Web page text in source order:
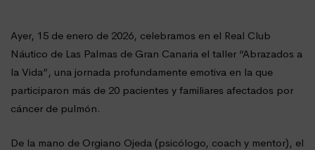
Ayer, 15 de enero de 2026, celebramos en el Real Club
Náutico de Las Palmas de Gran Canaria el taller “Abrazados a
la Vida”, una jornada profundamente emotiva en la que
participaron más de 20 pacientes y familiares afectados por
cáncer de pulmón.
De la mano de Orgiano Ojeda (psicólogo, coach y mentor), el